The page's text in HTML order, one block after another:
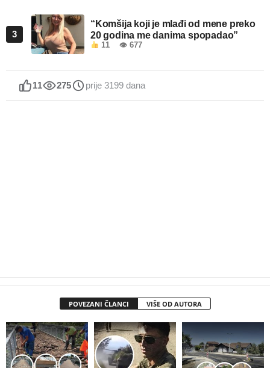
3
“Komšija koji je mlađi od mene preko
20 godina me danima spopadao”
11 👁 677
11 275 prije 3199 dana
POVEZANI ČLANCI VIŠE OD AUTORA